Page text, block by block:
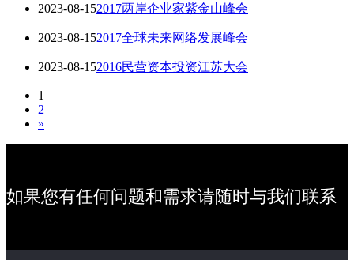
2023-08-152017两岸企业家紫金山峰会
2023-08-152017全球未来网络发展峰会
2023-08-152016民营资本投资江苏大会
1
2
»
如果您有任何问题和需求请随时与我们联系